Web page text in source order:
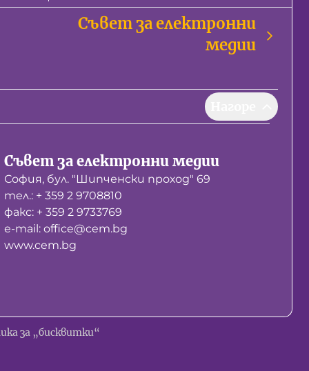
Съвет за електронни
медии
Съвет за електронни медии
София, бул. "Шипченски проход" 69
тел.: + 359 2 9708810
факс: + 359 2 9733769
е-mail: office@cem.bg
www.cem.bg
за „бисквитки“